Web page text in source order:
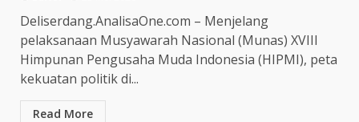
Deliserdang.AnalisaOne.com – Menjelang
pelaksanaan Musyawarah Nasional (Munas) XVIII
Himpunan Pengusaha Muda Indonesia (HIPMI), peta
kekuatan politik di...
Read More